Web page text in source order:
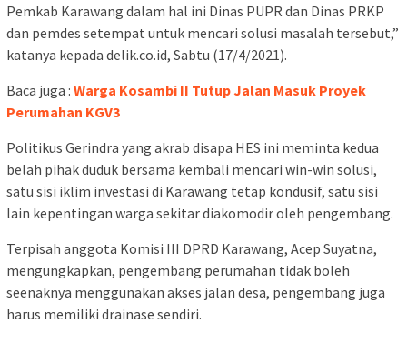
Pemkab Karawang dalam hal ini Dinas PUPR dan Dinas PRKP
dan pemdes setempat untuk mencari solusi masalah tersebut,”
katanya kepada delik.co.id, Sabtu (17/4/2021).
Baca juga : Warga Kosambi II Tutup Jalan Masuk Proyek
Perumahan KGV3
Politikus Gerindra yang akrab disapa HES ini meminta kedua
belah pihak duduk bersama kembali mencari win-win solusi,
satu sisi iklim investasi di Karawang tetap kondusif, satu sisi
lain kepentingan warga sekitar diakomodir oleh pengembang.
Terpisah anggota Komisi III DPRD Karawang, Acep Suyatna,
mengungkapkan, pengembang perumahan tidak boleh
seenaknya menggunakan akses jalan desa, pengembang juga
harus memiliki drainase sendiri.